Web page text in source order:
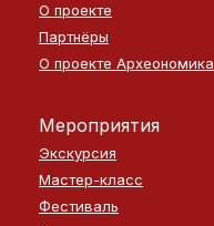
О проекте
Партнёры
О проекте Археономика
Мероприятия
Экскурсия
Мастер-класс
Фестиваль